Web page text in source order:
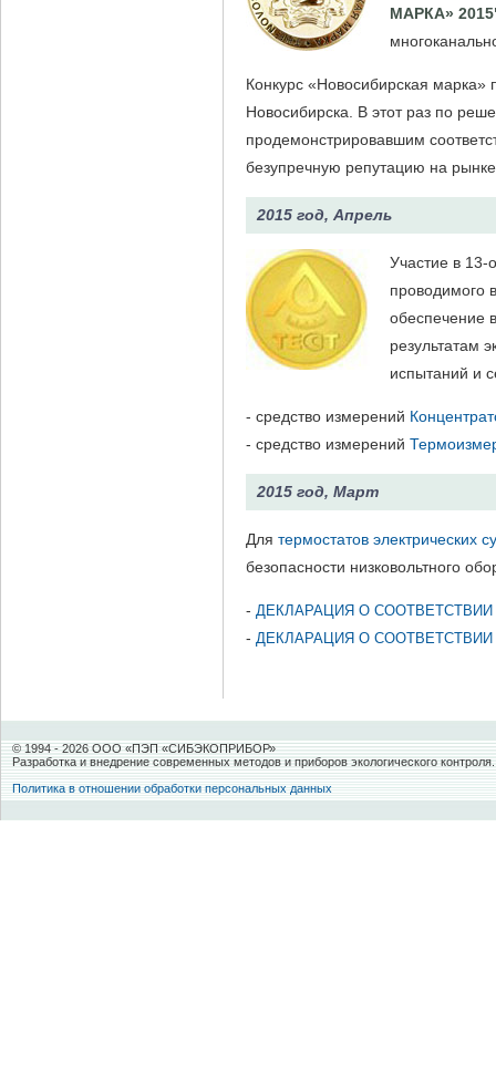
МАРКА»
Конкурс «Новосибирская
Новосибирска. В этот раз по
продемонстрировавшим
безупречную репутацию на
2015 год, Апрель
Участие в 13-
проводимого
обеспечение
результатам
испытаний и
- средство измерений
- средство измерений
2015 год, Март
Для термостатов электрических
безопасности низковольтного
- ДЕКЛАРАЦИЯ О СООТВЕТСТВИИ
- ДЕКЛАРАЦИЯ О СООТВЕТСТВИИ
© 1994 -2026 ООО «ПЭП «СИБЭКОПРИБОР»
Разработка и внедрение современных методов и приборов экологического контроля.
Политика в отношении обработки персональных данных